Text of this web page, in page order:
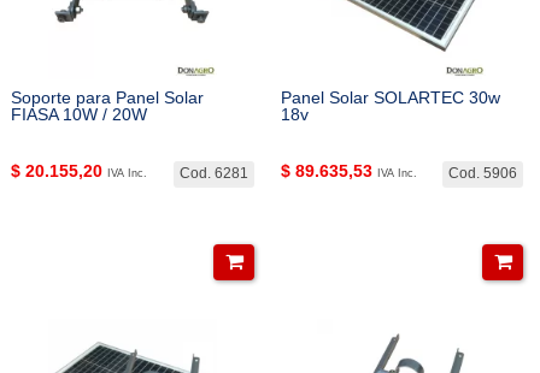
Soporte para Panel Solar
FIASA 10W / 20W
Cod. 6281
$ 20.155,20 IVA Inc.
Panel Solar SOLARTEC 30w
18v
Cod. 5906
$ 89.635,53 IVA Inc.